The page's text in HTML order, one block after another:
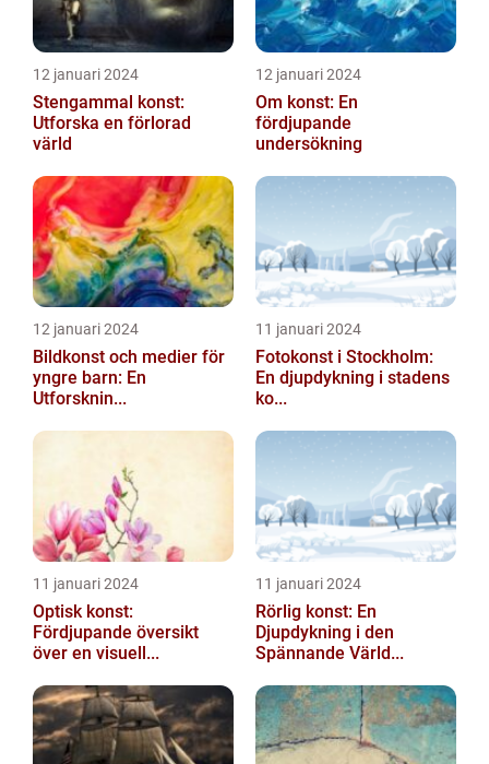
12 januari 2024
Stengammal konst:
Utforska en förlorad
värld
12 januari 2024
Om konst: En
fördjupande
undersökning
12 januari 2024
Bildkonst och medier för
yngre barn: En
Utforsknin...
11 januari 2024
Fotokonst i Stockholm:
En djupdykning i stadens
ko...
11 januari 2024
Optisk konst:
Fördjupande översikt
över en visuell...
11 januari 2024
Rörlig konst: En
Djupdykning i den
Spännande Värld...